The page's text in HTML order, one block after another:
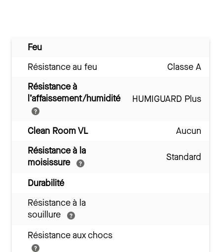
Feu
Résistance au feu
Classe A
Résistance à
l’affaissement/humidité
HUMIGUARD Plus
Clean Room VL
Aucun
Résistance à la
moisissure
Standard
Durabilité
Résistance à la
souillure
Résistance aux chocs